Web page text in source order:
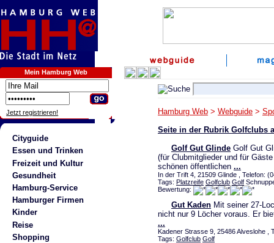
Mein Hamburg Web
Jetzt registrieren!
Cityguide
Essen und Trinken
Freizeit und Kultur
Gesundheit
Hamburg-Service
Hamburger Firmen
Kinder
Reise
Shopping
Hamburg Web > Webguide >
Seite in der Rubrik Golfclubs
Golf Gut Glinde Golf Gut
(für Clubmitglieder und für
schönen öffentlichen ...
In der Trift 4, 21509 Glinde , Telefon:
Tags: Platzreife Golfclub Golf
Bewertung:
Gut Kaden Mit seiner 27-
nicht nur 9 Löcher voraus. Er
...
Kadener Strasse 9, 25486 Alveslohe ,
Tags: Golfclub Golf